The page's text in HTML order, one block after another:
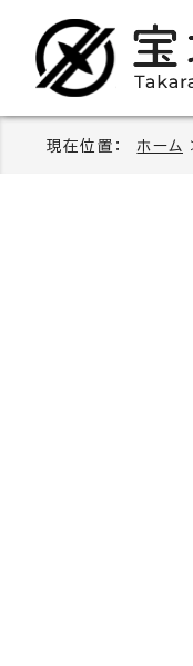
現在位置： ホーム